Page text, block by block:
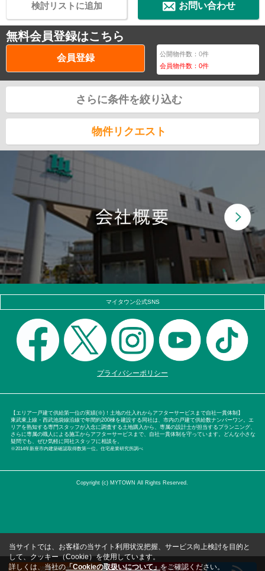
お問い合わせ
検討リストに追加
無料会員登録はこちら
会員登録 公開物件数：0件
会員物件数：0件
さらに条件を絞り込む
物件リクエスト
マイタウン公式SNS
プライバシーポリシー
【エリア一戸建て供給第一位の実績(※)！土地の仕入れからアフターサービスまで自社一貫体制】
東武東上線・西武池袋線沿線で年間約200棟を建設する同社は、市内の戸建て供給数ナンバーワン。エ
リアを熟知する専門スタッフが入念に調査する土地購入から、専属の設計士が担当するプランニング、
さらに専属の職人による施工からアフターサービスまで、自社一貫体制を守っています。どんな小さな
疑問でも、ぜひ気軽に同社スタッフに相談を。
※2014年新座市内建築確認取得数第一位。住宅産業研究所調べ
Copyright (c) MYTOWN All Rights Reserved.
当サイトでは、お客様の当サイト利用状況把握、サービス向上検討を目的と
して、クッキー（Cookie）を使用しています。
詳しくは、当社の「Cookieの取扱いについて」をご確認ください。